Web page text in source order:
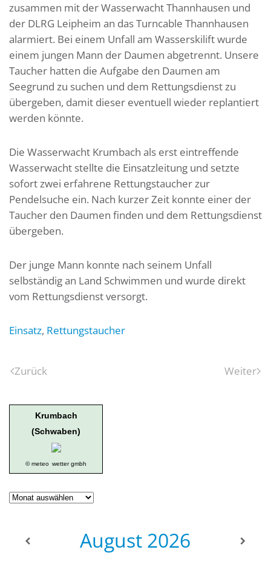
zusammen mit der Wasserwacht Thannhausen und
der DLRG Leipheim an das Turncable Thannhausen
alarmiert. Bei einem Unfall am Wasserskilift wurde
einem jungen Mann der Daumen abgetrennt. Unsere
Taucher hatten die Aufgabe den Daumen am
Seegrund zu suchen und dem Rettungsdienst zu
übergeben, damit dieser eventuell wieder replantiert
werden könnte.
Die Wasserwacht Krumbach als erst eintreffende
Wasserwacht stellte die Einsatzleitung und setzte
sofort zwei erfahrene Rettungstaucher zur
Pendelsuche ein. Nach kurzer Zeit konnte einer der
Taucher den Daumen finden und dem Rettungsdienst
übergeben.
Der junge Mann konnte nach seinem Unfall
selbständig an Land Schwimmen und wurde direkt
vom Rettungsdienst versorgt.
Einsatz, Rettungstaucher
Zurück Weiter
Krumbach
(Schwaben)
© meteo wetter gmbh
Geschichte
August 2026